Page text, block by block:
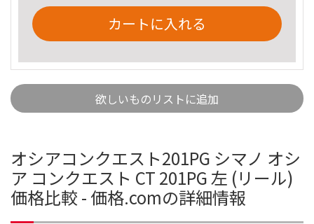
カートに入れる
欲しいものリストに追加
オシアコンクエスト201PG シマノ オシ
ア コンクエスト CT 201PG 左 (リール)
価格比較 - 価格.comの詳細情報